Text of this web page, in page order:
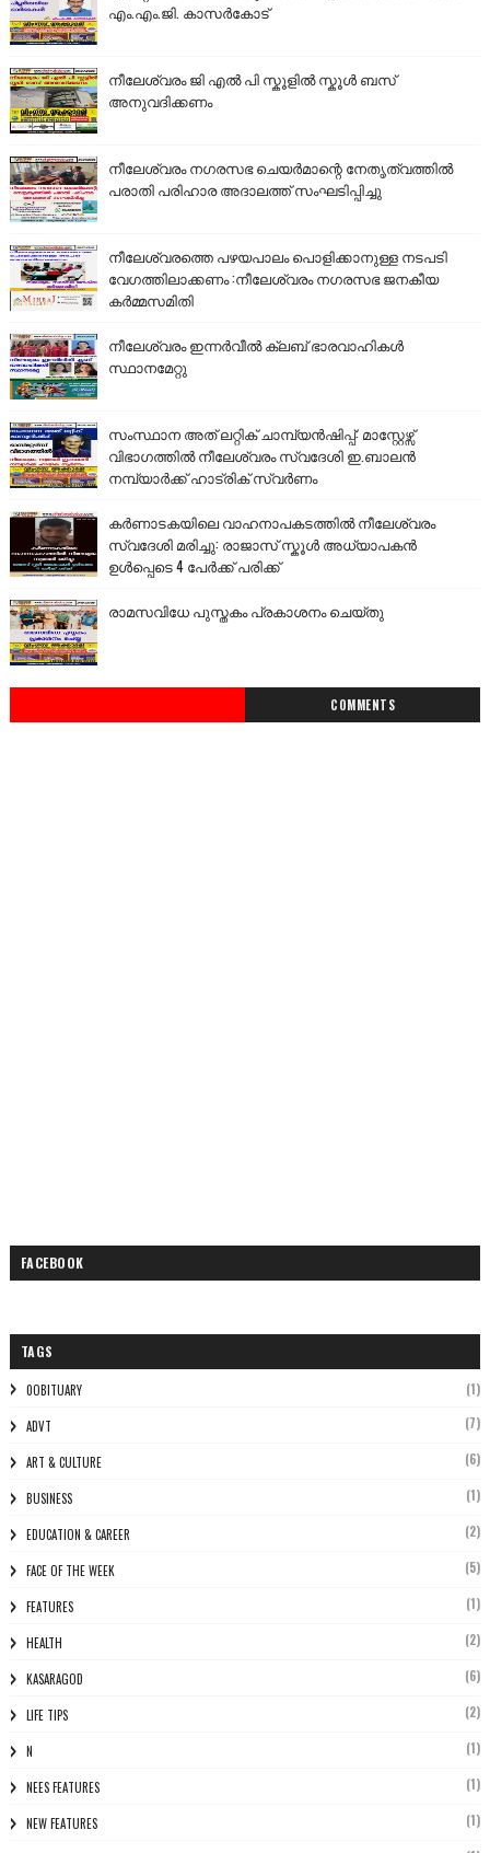
എം.എം.ജി. കാസർകോട്
നീലേശ്വരം ജി എൽ പി സ്കൂളിൽ സ്കൂൾ ബസ്
അനുവദിക്കണം
നീലേശ്വരം നഗരസഭ ചെയർമാന്റെ നേതൃത്വത്തിൽ
പരാതി പരിഹാര അദാലത്ത് സംഘടിപ്പിച്ചു
നീലേശ്വരത്തെ പഴയപാലം പൊളിക്കാനുള്ള നടപടി
വേഗത്തിലാക്കണം :നീലേശ്വരം നഗരസഭ ജനകീയ
കർമ്മസമിതി
നീലേശ്വരം ഇന്നർവീൽ ക്ലബ് ഭാരവാഹികൾ
സ്ഥാനമേറ്റു
സംസ്ഥാന അത് ലറ്റിക് ചാമ്പ്യൻഷിപ്പ്: മാസ്റ്റേഴ്സ്
വിഭാഗത്തിൽ നീലേശ്വരം സ്വദേശി ഇ.ബാലൻ
നമ്പ്യാർക്ക് ഹാട്രിക് സ്വർണം
കർണാടകയിലെ വാഹനാപകടത്തിൽ നീലേശ്വരം
സ്വദേശി മരിച്ചു: രാജാസ് സ്കൂൾ അധ്യാപകൻ
ഉൾപ്പെടെ 4 പേർക്ക് പരിക്ക്
രാമസവിധേ പുസ്തകം പ്രകാശനം ചെയ്തു
COMMENTS
FACEBOOK
TAGS
0OBITUARY (1)
ADVT (7)
ART & CULTURE (6)
BUSINESS (1)
EDUCATION & CAREER (2)
FACE OF THE WEEK (5)
FEATURES (1)
HEALTH (2)
KASARAGOD (6)
LIFE TIPS (2)
N (1)
NEES FEATURES (1)
NEW FEATURES (1)